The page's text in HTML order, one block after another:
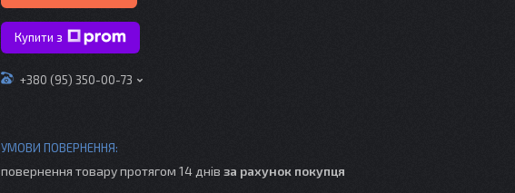
Купити з
+380 (95) 350-00-73
повернення товару протягом 14 днів за рахунок покупця